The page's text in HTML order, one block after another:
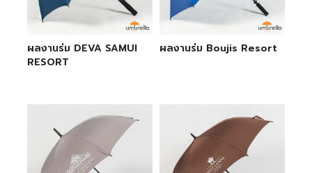
ผลงานร่ม DEVA SAMUI
RESORT
ผลงานร่ม Boujis Resort